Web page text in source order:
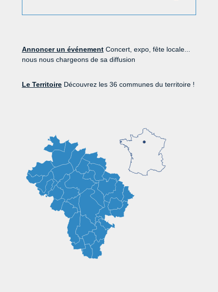
Annoncer un événementConcert, expo, fête locale...
nous nous chargeons de sa diffusion
Le TerritoireDécouvrez les 36 communes du territoire !